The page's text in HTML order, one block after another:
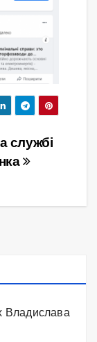
службі
Владислава